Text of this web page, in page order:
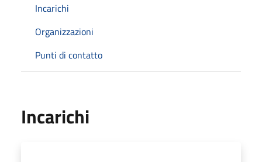
Incarichi
Organizzazioni
Punti di contatto
Incarichi